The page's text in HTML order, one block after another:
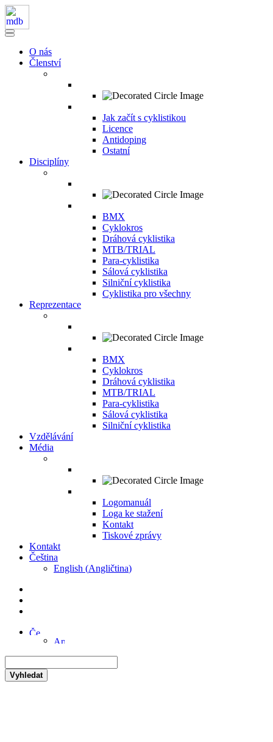
O nás
Členství
Jak začít s cyklistikou
Licence
Antidoping
Ostatní
Disciplíny
BMX
Cyklokros
Dráhová cyklistika
MTB/TRIAL
Para-cyklistika
Sálová cyklistika
Silniční cyklistika
Cyklistika pro všechny
Reprezentace
BMX
Cyklokros
Dráhová cyklistika
MTB/TRIAL
Para-cyklistika
Sálová cyklistika
Silniční cyklistika
Vzdělávání
Média
Logomanuál
Loga ke stažení
Kontakt
Tiskové zprávy
Kontakt
Čeština
English (Angličtina)
Vyhledat